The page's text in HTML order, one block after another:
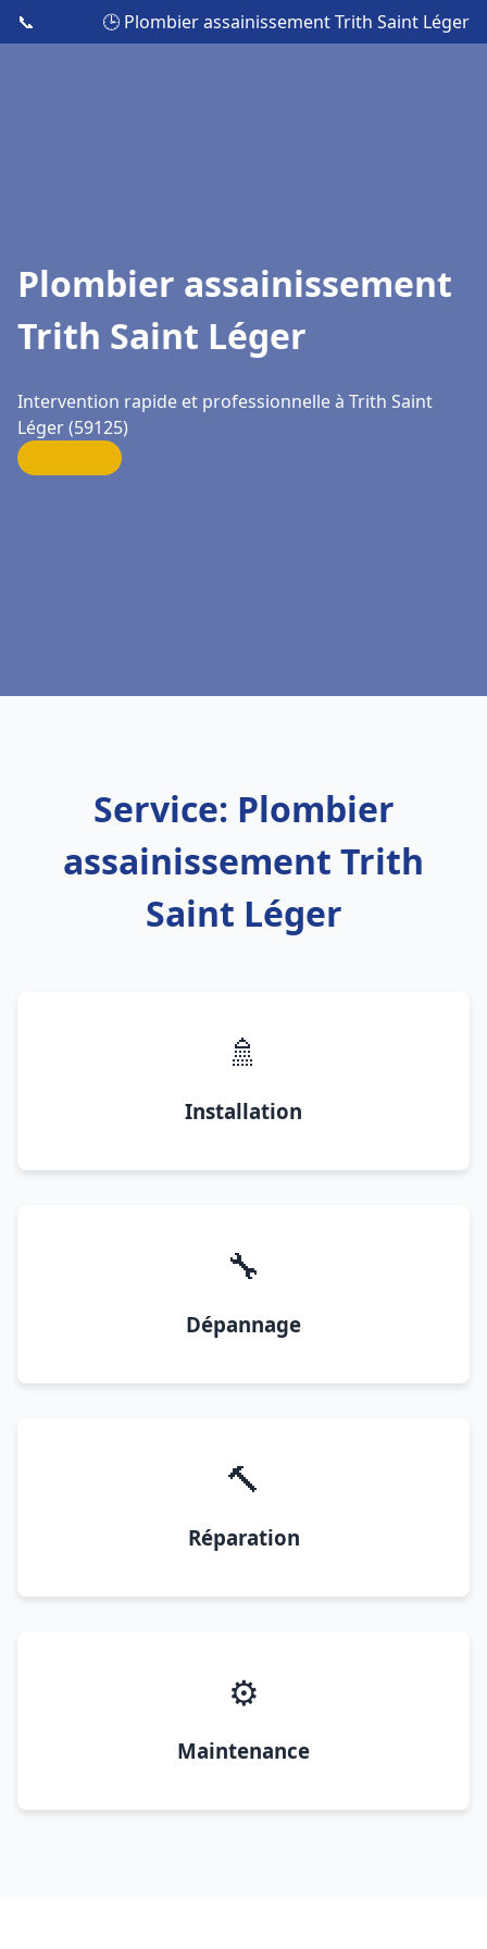
📞 🕒 Plombier assainissement Trith Saint Léger
Plombier assainissement
Trith Saint Léger
Intervention rapide et professionnelle à Trith Saint
Léger (59125)
Service: Plombier
assainissement Trith
Saint Léger
🚿
Installation
🔧
Dépannage
🔨
Réparation
⚙️
Maintenance